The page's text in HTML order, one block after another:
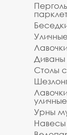
Диваны
Столы
уличные
Урны